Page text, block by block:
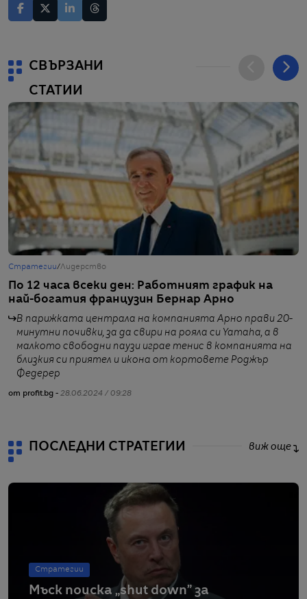
СВЪРЗАНИ
СТАТИИ
Стратегии/Лидерство
По 12 часа всеки ден: Работният график на
най-богатия французин Бернар Арно
В парижката централа на компанията Арно прави 20-
минутни почивки, за да свири на рояла си Yamaha, а в
малкото свободни паузи играе тенис в компанията на
близкия си приятел и икона от кортовете Роджър
Федерер
от profit.bg - 28.06.2024 / 09:28
ПОСЛЕДНИ СТРАТЕГИИ виж още
Стратегии
Мъск поиска „shut down” за